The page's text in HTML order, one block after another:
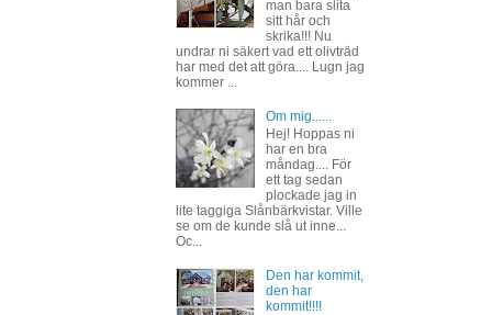
man bara slita
sitt hår och
skrika!!! Nu
undrar ni säkert vad ett olivträd
har med det att göra.... Lugn jag
kommer ...
Om mig......
Hej! Hoppas ni
har en bra
måndag.... För
ett tag sedan
plockade jag in
lite taggiga Slånbärkvistar. Ville
se om de kunde slå ut inne...
Oc...
Den har kommit,
den har
kommit!!!!